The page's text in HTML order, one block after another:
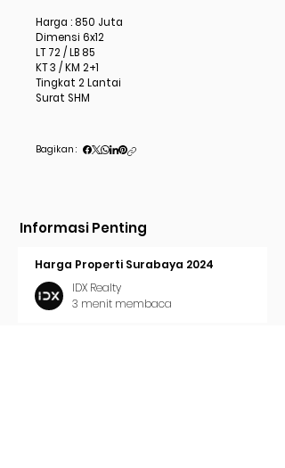
Harga : 850 Juta
Dimensi 6x12
LT 72 / LB 85
KT 3 / KM 2+1
Tingkat 2 Lantai
Surat SHM
Bagikan :
Informasi Penting
Harga Properti Surabaya 2024
IDX Realty
3 menit membaca